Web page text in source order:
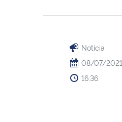
Notícia
08/07/2021
16:36